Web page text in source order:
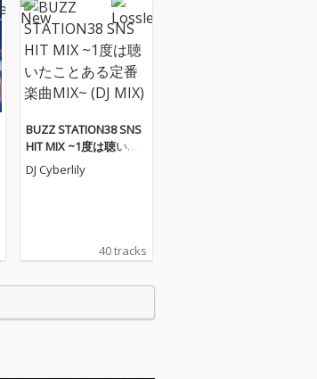
BUZZ STATION38 SNS
HIT MIX ~1度は聴いた
ことある定番楽曲MIX~
(DJ MIX)
DJ Cyberlily
40 tracks